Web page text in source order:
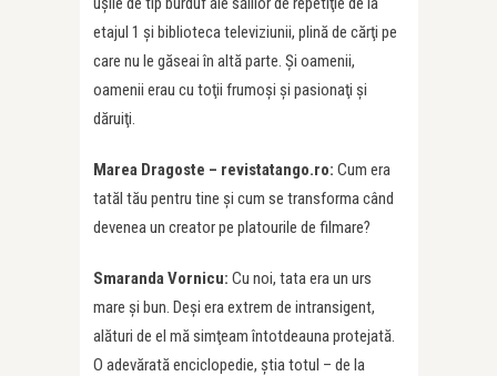
etajul 1 şi biblioteca televiziunii, plină de cărţi pe
care nu le găseai în altă parte. Şi oamenii,
oamenii erau cu toţii frumoşi şi pasionaţi şi
dăruiţi.
Marea Dragoste – revistatango.ro: Cum era
tatăl tău pentru tine și cum se transforma când
devenea un creator pe platourile de filmare?
Smaranda Vornicu: Cu noi, tata era un urs
mare şi bun. Deşi era extrem de intransigent,
alături de el mă simţeam întotdeauna protejată.
O adevărată enciclopedie, ştia totul – de la